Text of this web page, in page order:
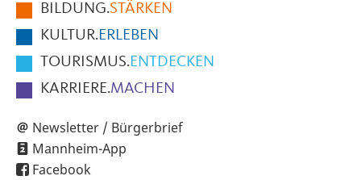
SeiteBILDUNG.STÄRKEN
KULTUR.ERLEBEN
TOURISMUS.ENTDECKEN
KARRIERE.MACHEN
Newsletter / Bürgerbrief
Mannheim-App
Facebook